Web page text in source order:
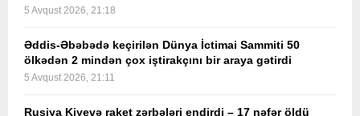
5 Avqust 2026, 21:18
Əddis-Əbəbədə keçirilən Dünya İctimai Sammiti 50
ölkədən 2 mindən çox iştirakçını bir araya gətirdi
5 Avqust 2026, 21:11
Rusiya Kiyevə raket zərbələri endirdi – 17 nəfər öldü